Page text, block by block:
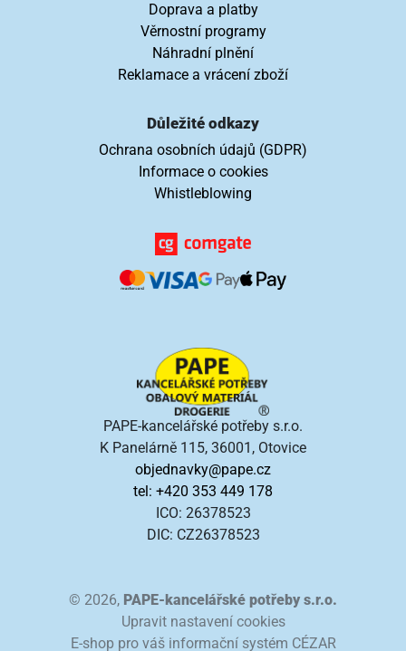
Doprava a platby
Věrnostní programy
Náhradní plnění
Reklamace a vrácení zboží
Důležité odkazy
Ochrana osobních údajů (GDPR)
Informace o cookies
Whistleblowing
PAPE-kancelářské potřeby s.r.o.
K Panelárně 115, 36001, Otovice
objednavky@pape.cz
tel: +420 353 449 178
ICO: 26378523
DIC: CZ26378523
© 2026, PAPE-kancelářské potřeby s.r.o.
Upravit nastavení cookies
E-shop pro váš informační systém CÉZAR